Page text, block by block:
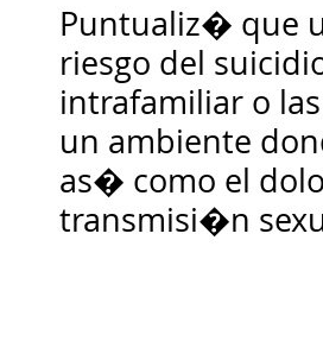
Puntualiz� que
riesgo del
intrafamiliar o
un ambiente
as� como el
transmisi�n